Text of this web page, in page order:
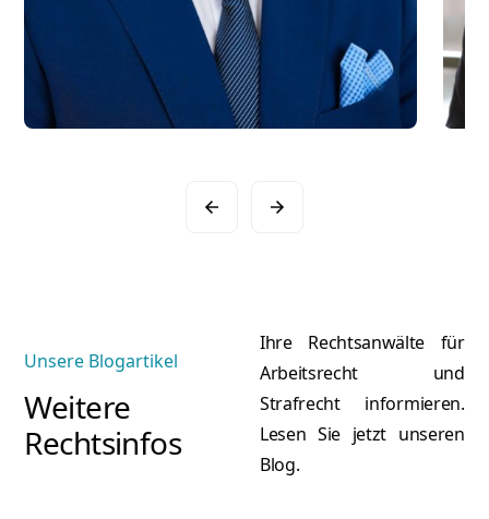
Unsere Blogartikel
Weitere
Rechtsinfos
Ihre Rechtsanwälte für
Arbeitsrecht und
Strafrecht informieren.
Lesen Sie jetzt unseren
Blog.